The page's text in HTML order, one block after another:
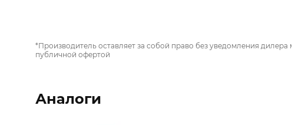
*Производитель оставляет за собой право без уведомления
публичной офертой
Аналоги